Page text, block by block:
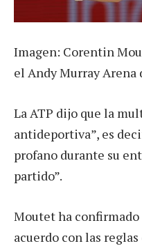
Imagen: Corentin
el Andy Murray Arena
La ATP dijo que la
antideportiva”, es
profano durante su
partido”.
Moutet ha confirmado
acuerdo con las reglas